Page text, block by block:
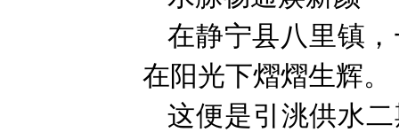
在静宁县八里镇
在阳光下熠熠生辉。
这便是引洮供水